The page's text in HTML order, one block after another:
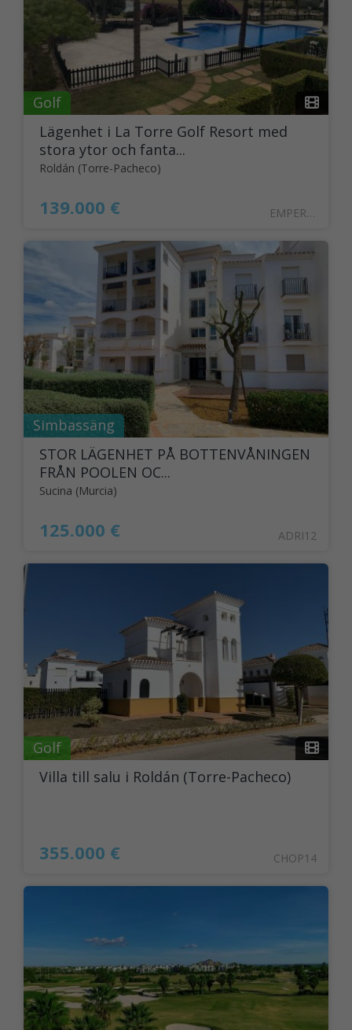
Golf
Lägenhet i La Torre Golf Resort med
stora ytor och fanta...
Roldán (Torre-Pacheco)
139.000 € EMPER29
Simbassäng
STOR LÄGENHET PÅ BOTTENVÅNINGEN
FRÅN POOLEN OC...
Sucina (Murcia)
125.000 € ADRI12
Golf
Villa till salu i Roldán (Torre-Pacheco)
355.000 € CHOP14